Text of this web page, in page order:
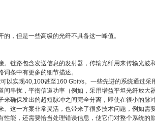
，但是一些高级的光纤不具备这一峰值。
链路包含发送信息的发射器，传输光纤用来传输光波
词条中有更多的细节描述。
以实现40,100甚至160 Gbit/s。一些先进的系统通过
串扰，平衡信道功率（例如，采用增益平坦光纤放大
确保发出的超短脉冲之间完全分离，即使在很小的脉
这一方案非常灵活，也带来了很多技术问题，例如需
能，还需要恰当处理错误信息，使它们对整个系统的